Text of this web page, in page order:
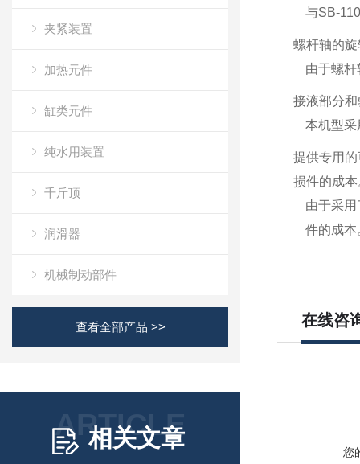
夹紧装置
加热元件
缸类元件
纯水用装置
千斤顶
润滑器
机械制动部件
查看全部产品 >>
ARTICLE
相关文章
与SB-
螺杆轴的
由于螺
接液部分
本机型采
提供专用
损件的成本
由于采
件的成本
在线咨
您